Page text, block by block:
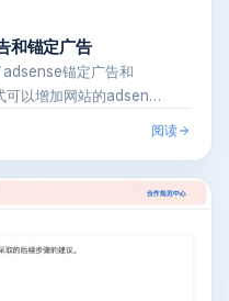
和锚定广告
锚定广告和
可以增加网站的adsen…
阅读